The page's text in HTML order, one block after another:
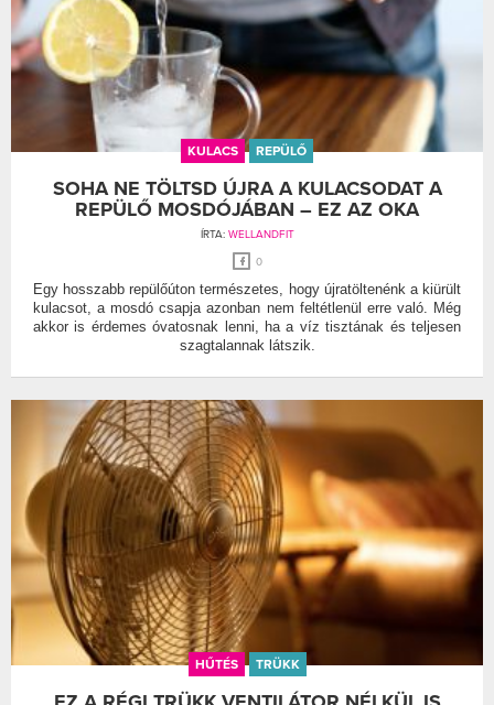
KULACS REPÜLŐ
SOHA NE TÖLTSD ÚJRA A KULACSODAT A
REPÜLŐ MOSDÓJÁBAN – EZ AZ OKA
ÍRTA: WELLANDFIT
0
Egy hosszabb repülőúton természetes, hogy újratöltenénk a kiürült
kulacsot, a mosdó csapja azonban nem feltétlenül erre való. Még
akkor is érdemes óvatosnak lenni, ha a víz tisztának és teljesen
szagtalannak látszik.
HŰTÉS TRÜKK